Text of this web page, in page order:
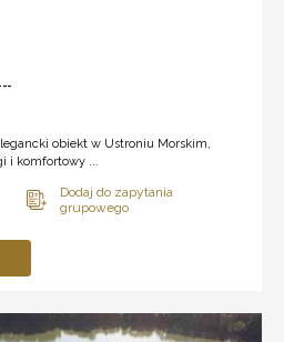
obiekt w Ustroniu Morskim,
i komfortowy ...